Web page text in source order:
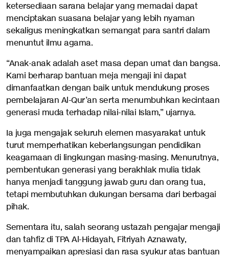
ketersediaan sarana belajar yang memadai dapat
menciptakan suasana belajar yang lebih nyaman
sekaligus meningkatkan semangat para santri dalam
menuntut ilmu agama.
“Anak-anak adalah aset masa depan umat dan bangsa.
Kami berharap bantuan meja mengaji ini dapat
dimanfaatkan dengan baik untuk mendukung proses
pembelajaran Al-Qur’an serta menumbuhkan kecintaan
generasi muda terhadap nilai-nilai Islam,” ujarnya.
Ia juga mengajak seluruh elemen masyarakat untuk
turut memperhatikan keberlangsungan pendidikan
keagamaan di lingkungan masing-masing. Menurutnya,
pembentukan generasi yang berakhlak mulia tidak
hanya menjadi tanggung jawab guru dan orang tua,
tetapi membutuhkan dukungan bersama dari berbagai
pihak.
Sementara itu, salah seorang ustazah pengajar mengaji
dan tahfiz di TPA Al-Hidayah, Fitriyah Aznawaty,
menyampaikan apresiasi dan rasa syukur atas bantuan